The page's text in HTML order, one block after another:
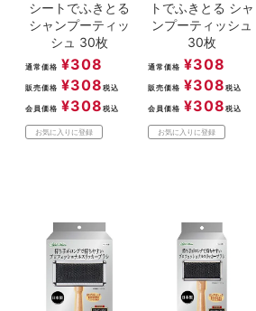
シートでふきとる
シャンプーティッ
シュ 30枚
通常価格 ¥308
販売価格 ¥308 税込
会員価格 ¥308 税込
お気に入りに登録
トでふきとる シャ
ンプーティッシュ
30枚
通常価格 ¥308
販売価格 ¥308 税込
会員価格 ¥308 税込
お気に入りに登録